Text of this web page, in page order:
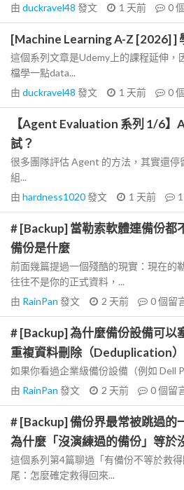
由 duckravel48 發文 1 天前 0
[Machine Learning A-Z [2026] ]
這個系列文章是Udemy上的課程延伸，
檔學一點data...
由 duckravel48 發文 1 天前 0
【Agent Evaluation 系列 1/6】
試？
很多團隊評估 Agent 的方法，其實還
組...
由 hardness1020發文 1 天前 1
# [Backup] 當勒索軟體連備份都
備份是什麼
前面幾篇提過一個殘酷的現實：現在的
往往不是你的正式資料，...
由 RainPan 發文 2 天前 0個留
# [Backup] 為什麼備份設備可以
重複資料刪除（Deduplication）
如果你看過企業級備份設備（例如 Dell
由 RainPan 發文 2 天前 0個留
# [Backup] 備份界最常被跳過的
為什麼「沒演練過的備份」等於
這個系列第4篇聊過「有備份不等於救
尾：怎麼確定救得回來...